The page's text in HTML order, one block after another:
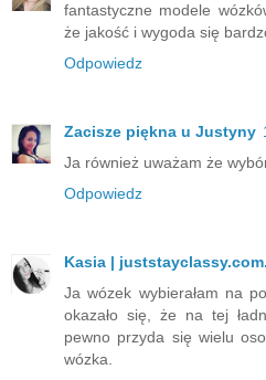
fantastyczne modele
że jakość i wygoda się
Odpowiedz
Zacisze piękna u Justyny
Ja również uważam że
Odpowiedz
Kasia |
Ja wózek wybierałam na
okazało się, że na tej
pewno przyda się wielu
wózka.